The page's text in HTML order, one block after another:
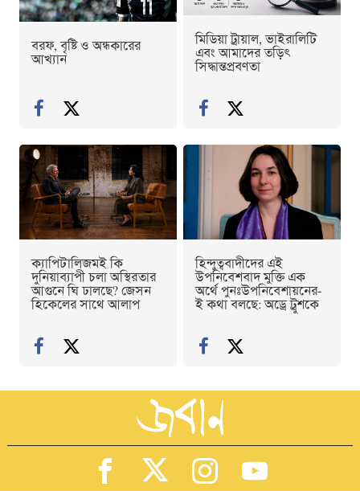
বরফ, বৃষ্টি ও অন্ধকারের
আখ্যান
মিডিয়া ট্রায়াল, ভাইরালিটি
এবং আমাদের তড়িৎ
সিদ্ধান্তপ্রবণতা
ক্যাপিটালিজমই কি
দুনিয়াব্যাপী চলা অস্থিরতার
আগুনে ঘি ঢালছে? জেসন
হিকেলের সাথে আলাপ
হিন্দুত্ববাদীদের এই
উপনিবেশবাদ মুক্তি এক
অর্থে পুনঃউপনিবেশায়নের-
ই কথা বলছে: অড্রে ট্রুশকে